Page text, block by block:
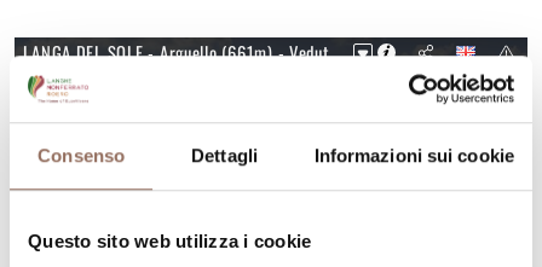
Consenso Dettagli Informazioni sui cookie
Questo sito web utilizza i cookie